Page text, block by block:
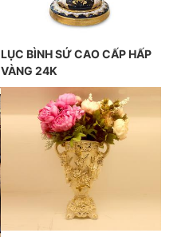
LỤC BÌNH SỨ CAO CẤP HẤP
VÀNG 24K